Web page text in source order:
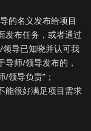
的名义发布给项目
发布任务，或者通过
导已知晓并认可我
师/领导发布的，
领导负责”；
能很好满足项目需求